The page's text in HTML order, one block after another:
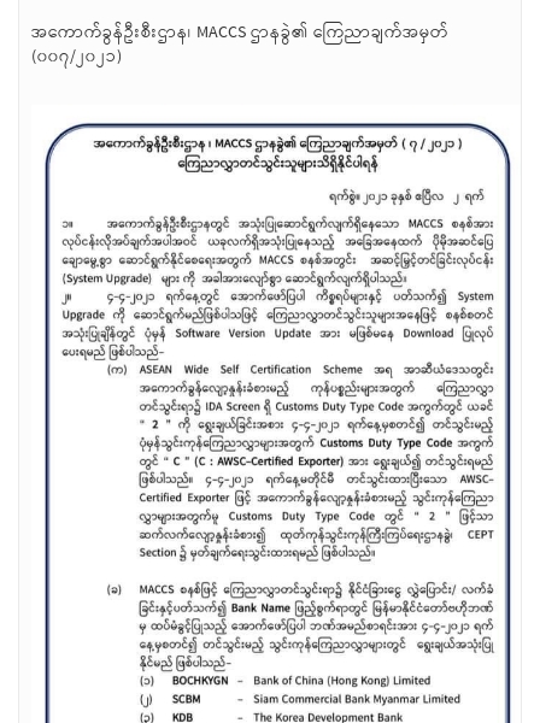
အကောက်ခွန်ဦးစီးဌာန၊ MACCS ဌာနခွဲ၏ ကြေညာချက်အမှတ်
(၀၀၇/၂၀၂၁)